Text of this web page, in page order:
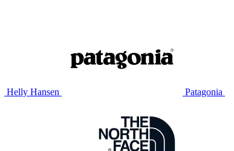
Helly Hansen Patagonia